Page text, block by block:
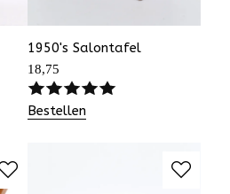
1950's Salontafel
18,75
Bestellen